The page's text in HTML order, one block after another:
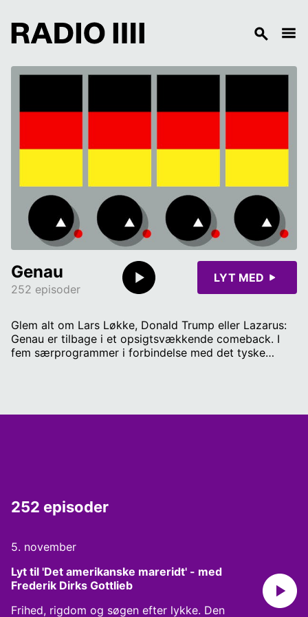
252 episoder
Genau LYT MED
Glem alt om Lars Løkke, Donald Trump eller Lazarus:
Genau er tilbage i et opsigtsvækkende comeback. I
fem særprogrammer i forbindelse med det tyske
252 episoder
5. november
Lyt til 'Det amerikanske mareridt' - med
Frederik Dirks Gottlieb
Frihed, rigdom og søgen efter lykke. Den